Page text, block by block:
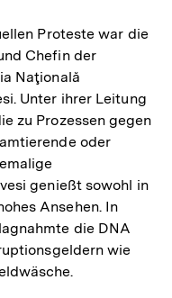
Proteste war die
Chefin der
Naţională
Unter ihrer Leitung
zu Prozessen gegen
oder
genießt sowohl in
Ansehen. In
die DNA
wie